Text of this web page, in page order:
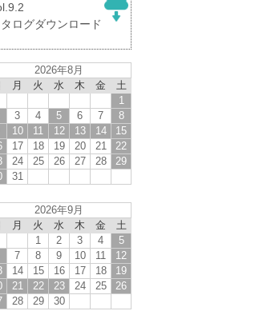
ログダウンロード
2026年8月
月 火 水 木 金
土
1
3 4 5 6 7
8
10 11 12 13 14
15
17 18 19 20 21
22
24 25 26 27 28
29
31
2026年9月
月 火 水 木 金
土
1
2 3 4
5
7 8 9 10 11
12
14 15 16 17 18
19
21 22 23 24 25
26
28 29 30